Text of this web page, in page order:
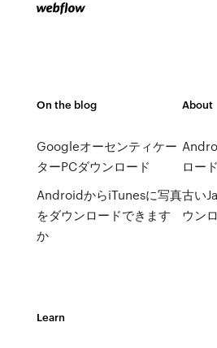
On the blog
Googleオーセンティケー
ターPCダウンロード
AndroidからiTunesに写真
をダウンロードできます
か
About
ロード
古い
ウン
Learn